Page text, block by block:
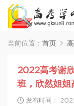
当前位置： 首页
2022高考谢
班，欣然姐姐
发布时间：